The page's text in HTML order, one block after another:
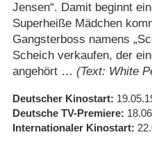
Jensen“. Damit beginnt
Superheiße Mädchen
Gangsterboss namens
Scheich verkaufen, der
angehört … (Text: White
Deutscher Kinostart
Deutsche TV-Premiere
Internationaler Kinostart